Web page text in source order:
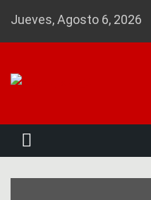
Jueves, Agosto 6, 2026